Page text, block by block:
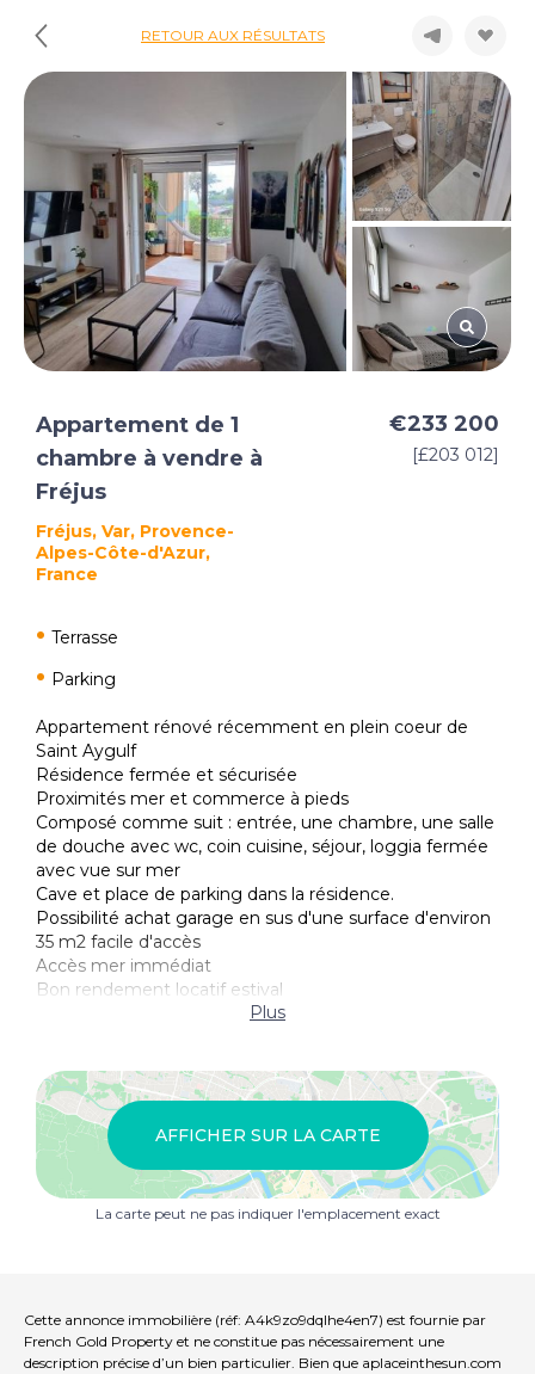
RETOUR AUX RÉSULTATS
Appartement de 1
chambre à vendre à
Fréjus
Fréjus, Var, Provence-
Alpes-Côte-d'Azur,
France
€233 200
[£203 012]
Terrasse
Parking
Appartement rénové récemment en plein coeur de
Saint Aygulf
Résidence fermée et sécurisée
Proximités mer et commerce à pieds
Composé comme suit : entrée, une chambre, une salle
de douche avec wc, coin cuisine, séjour, loggia fermée
avec vue sur mer
Cave et place de parking dans la résidence.
Possibilité achat garage en sus d'une surface d'environ
35 m2 facile d'accès
Accès mer immédiat
Bon rendement locatif estival
Plus
AFFICHER SUR LA CARTE
La carte peut ne pas indiquer l'emplacement exact
Cette annonce immobilière (réf: A4k9zo9dqlhe4en7) est fournie par
French Gold Property et ne constitue pas nécessairement une
description précise d’un bien particulier. Bien que aplaceinthesun.com